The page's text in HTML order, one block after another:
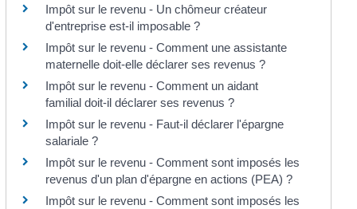
Impôt sur le revenu - Un chômeur créateur
d'entreprise est-il imposable ?
Impôt sur le revenu - Comment une assistante
maternelle doit-elle déclarer ses revenus ?
Impôt sur le revenu - Comment un aidant
familial doit-il déclarer ses revenus ?
Impôt sur le revenu - Faut-il déclarer l'épargne
salariale ?
Impôt sur le revenu - Comment sont imposés les
revenus d'un plan d'épargne en actions (PEA) ?
Impôt sur le revenu - Comment sont imposés les